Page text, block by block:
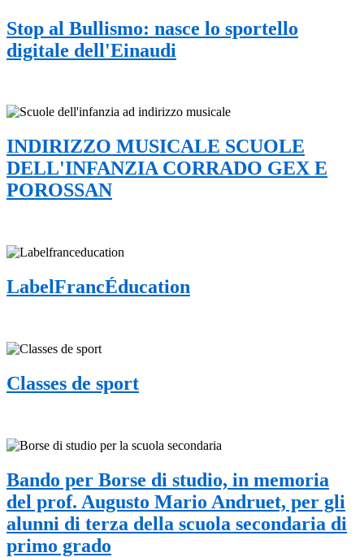
Stop al Bullismo: nasce lo sportello
digitale dell'Einaudi
INDIRIZZO MUSICALE SCUOLE
DELL'INFANZIA CORRADO GEX E
POROSSAN
LabelFrancÉducation
Classes de sport
Bando per Borse di studio, in memoria
del prof. Augusto Mario Andruet, per gli
alunni di terza della scuola secondaria di
primo grado